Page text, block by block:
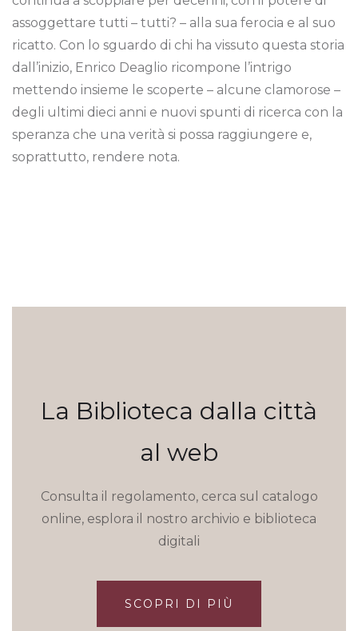
assoggettare tutti – tutti? – alla sua ferocia e al suo
ricatto. Con lo sguardo di chi ha vissuto questa storia
dall’inizio, Enrico Deaglio ricompone l’intrigo
mettendo insieme le scoperte – alcune clamorose –
degli ultimi dieci anni e nuovi spunti di ricerca con la
speranza che una verità si possa raggiungere e,
soprattutto, rendere nota.
La Biblioteca dalla città
al web
Consulta il regolamento, cerca sul catalogo
online, esplora il nostro archivio e biblioteca
digitali
SCOPRI DI PIÙ